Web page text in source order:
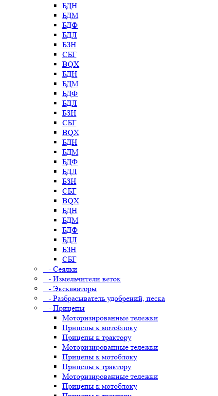
БДН
БДМ
БДФ
БДЛ
БЗН
СБГ
BQX
БДН
БДМ
БДФ
БДЛ
БЗН
СБГ
BQX
БДН
БДМ
БДФ
БДЛ
БЗН
СБГ
BQX
БДН
БДМ
БДФ
БДЛ
БЗН
СБГ
- Сеялки
- Измельчители веток
- Экскаваторы
- Разбрасыватель удобрений, песка
- Прицепы
Моторизированные тележки
Прицепы к мотоблоку
Прицепы к трактору
Моторизированные тележки
Прицепы к мотоблоку
Прицепы к трактору
Моторизированные тележки
Прицепы к мотоблоку